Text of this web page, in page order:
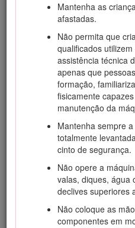
Mantenha as
afastadas.
Não permita que
qualificados
assistência técnica
apenas que
formação,
fisicamente
manutenção da
Mantenha sempre
totalmente
cinto de segurança.
Não opere a
valas, diques, água
declives superiores
Não coloque as
componentes em
adequada, evitar ferimentos
utilização correta e segura do
responsabilidade do utilizador.
Visite www.Toro.com para
de formação de operação e
informações sobre
representante ou para
Sempre que necessitar de
representante de assistência
assistência ao cliente Toro,
modelo do produto. A Figura1
os números de série e
números no espaço fornecido.
Important: Com o seu
código QR no autocolante
equipado) para aceder à